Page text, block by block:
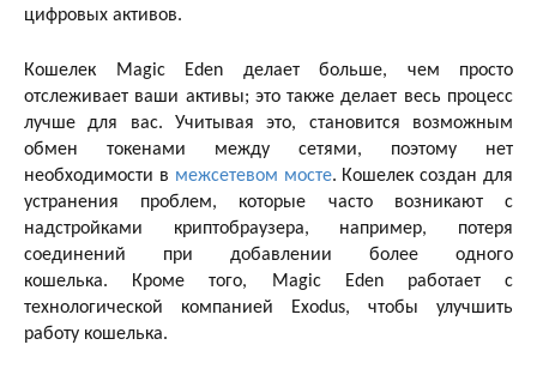
цифровых активов.
Кошелек Magic Eden делает больше, чем просто
отслеживает ваши активы; это также делает весь процесс
лучше для вас. Учитывая это, становится возможным
обмен токенами между сетями, поэтому нет
необходимости в межсетевом мосте. Кошелек создан для
устранения проблем, которые часто возникают с
надстройками криптобраузера, например, потеря
соединений при добавлении более одного
кошелька. Кроме того, Magic Eden работает с
технологической компанией Exodus, чтобы улучшить
работу кошелька.